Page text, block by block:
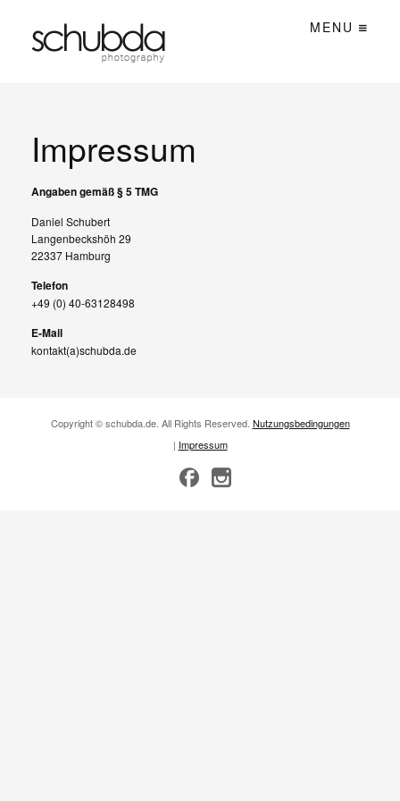
MENU
Impressum
Angaben gemäß § 5 TMG
Daniel Schubert
Langenbeckshöh 29
22337 Hamburg
Telefon
+49 (0) 40-63128498
E-Mail
kontakt(a)schubda.de
Copyright © schubda.de. All Rights Reserved. Nutzungsbedingungen
| Impressum